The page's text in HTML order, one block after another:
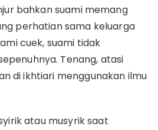
bahkan suami memang
perhatian sama keluarga
cuek, suami tidak
Tenang, atasi
di ikhtiari menggunakan ilmu
atau musyrik saat